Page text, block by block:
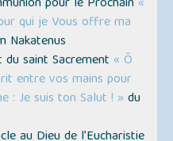
qui je Vous offre ma
Nakatenus
saint Sacrement « Ô
entre vos mains pour
: Je suis ton Salut ! » du